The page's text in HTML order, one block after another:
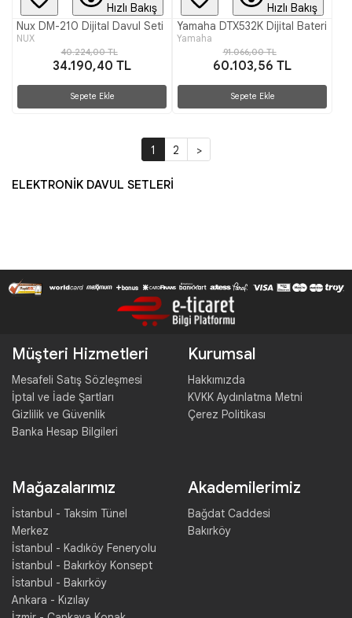
Hızlı Bakış
Nux DM-210 Dijital Davul Seti
NUX
40.224,00 TL
34.190,40 TL
Sepete Ekle
Hızlı Bakış
Yamaha DTX532K Dijital Bateri
Yamaha
91.066,00 TL
60.103,56 TL
Sepete Ekle
1 2 >
ELEKTRONİK DAVUL SETLERİ
Müşteri Hizmetleri
Mesafeli Satış Sözleşmesi
İptal ve İade Şartları
Gizlilik ve Güvenlik
Banka Hesap Bilgileri
Kurumsal
Hakkımızda
KVKK Aydınlatma Metni
Çerez Politikası
Mağazalarımız
İstanbul - Taksim Tünel
Merkez
İstanbul - Kadıköy Feneryolu
İstanbul - Bakırköy Konsept
İstanbul - Bakırköy
Ankara - Kızılay
Akademilerimiz
Bağdat Caddesi
Bakırköy